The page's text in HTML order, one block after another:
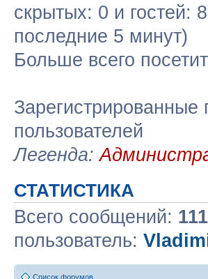
скрытых: 0 и гостей:
последние 5 минут)
Больше всего
Зарегистрированные
пользователей
Легенда:
СТАТИСТИКА
Всего сообщений:
пользователь:
Список форумов